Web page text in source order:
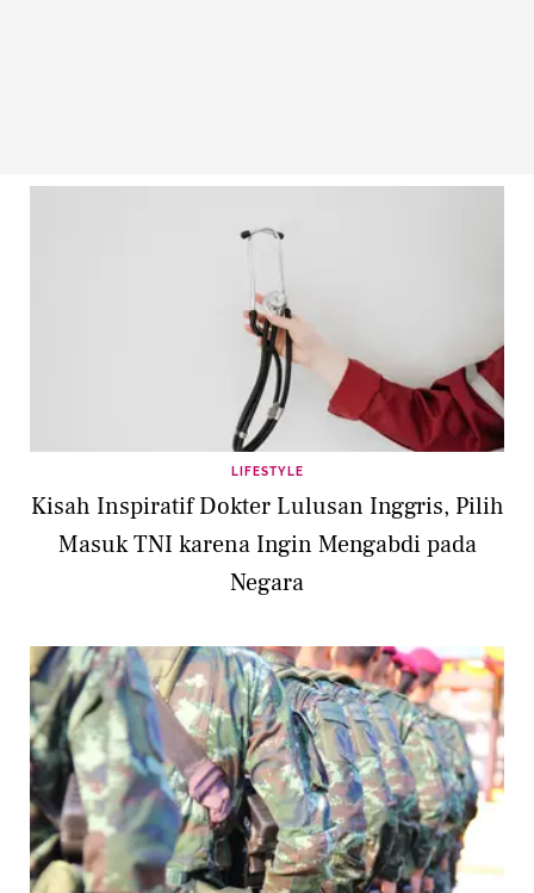
LIFESTYLE
Kisah Inspiratif Dokter Lulusan Inggris, Pilih
Masuk TNI karena Ingin Mengabdi pada
Negara